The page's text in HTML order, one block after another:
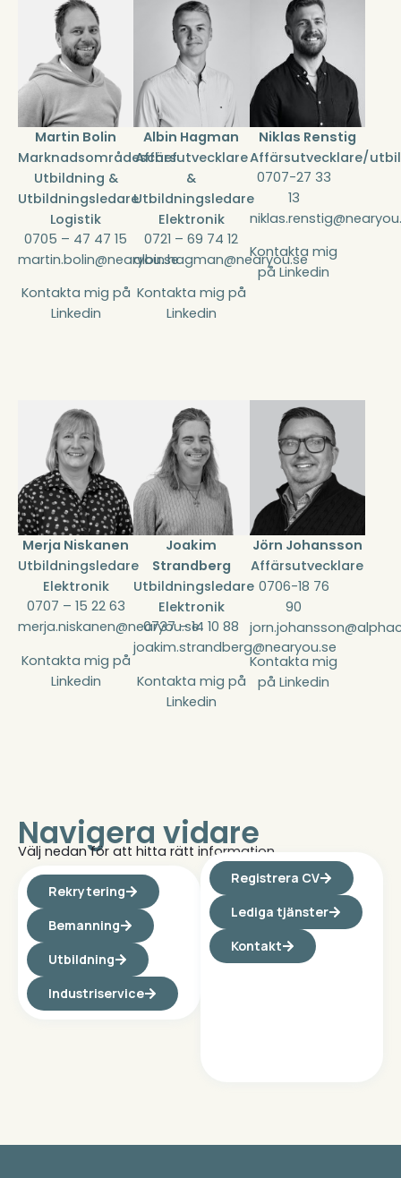
Martin Bolin
Marknadsområdeschef
Utbildning &
Utbildningsledare
Logistik
0705 – 47 47 15
martin.bolin@nearyou.se
Kontakta mig på
Linkedin
Albin Hagman
Affärsutvecklare
&
Utbildningsledare
Elektronik
0721 – 69 74 12
albin.hagman@nearyou.se
Kontakta mig på
Linkedin
Niklas Renstig
Affärsutvecklare/
0707-27 33
13
Kontakta mig
på Linkedin
Merja Niskanen
Utbildningsledare
Elektronik
0707 – 15 22 63
merja.niskanen@nearyou.se
Kontakta mig på
Linkedin
Joakim
Strandberg
Utbildningsledare
Elektronik
0737 – 14 10 88
joakim.strandberg@nearyou.se
Kontakta mig på
Linkedin
Jörn Johansson
Affärsutvecklare
0706-18 76
90
Kontakta mig
på Linkedin
Navigera vidare
Välj nedan för att hitta rätt information.
Rekrytering
Bemanning
Utbildning
Industriservice
Registrera CV
Lediga tjänster
Kontakt